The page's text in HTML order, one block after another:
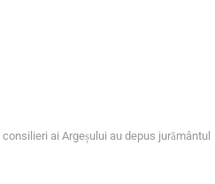
consilieri ai Argeșului au depus jurământul